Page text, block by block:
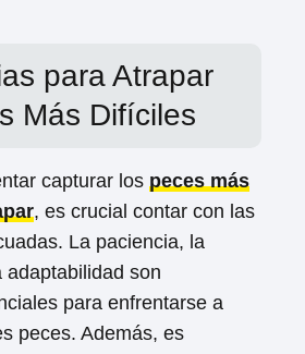
para Atrapar
Más Difíciles
capturar los peces más
, es crucial contar con las
La paciencia, la
adaptabilidad son
para enfrentarse a
peces. Además, es